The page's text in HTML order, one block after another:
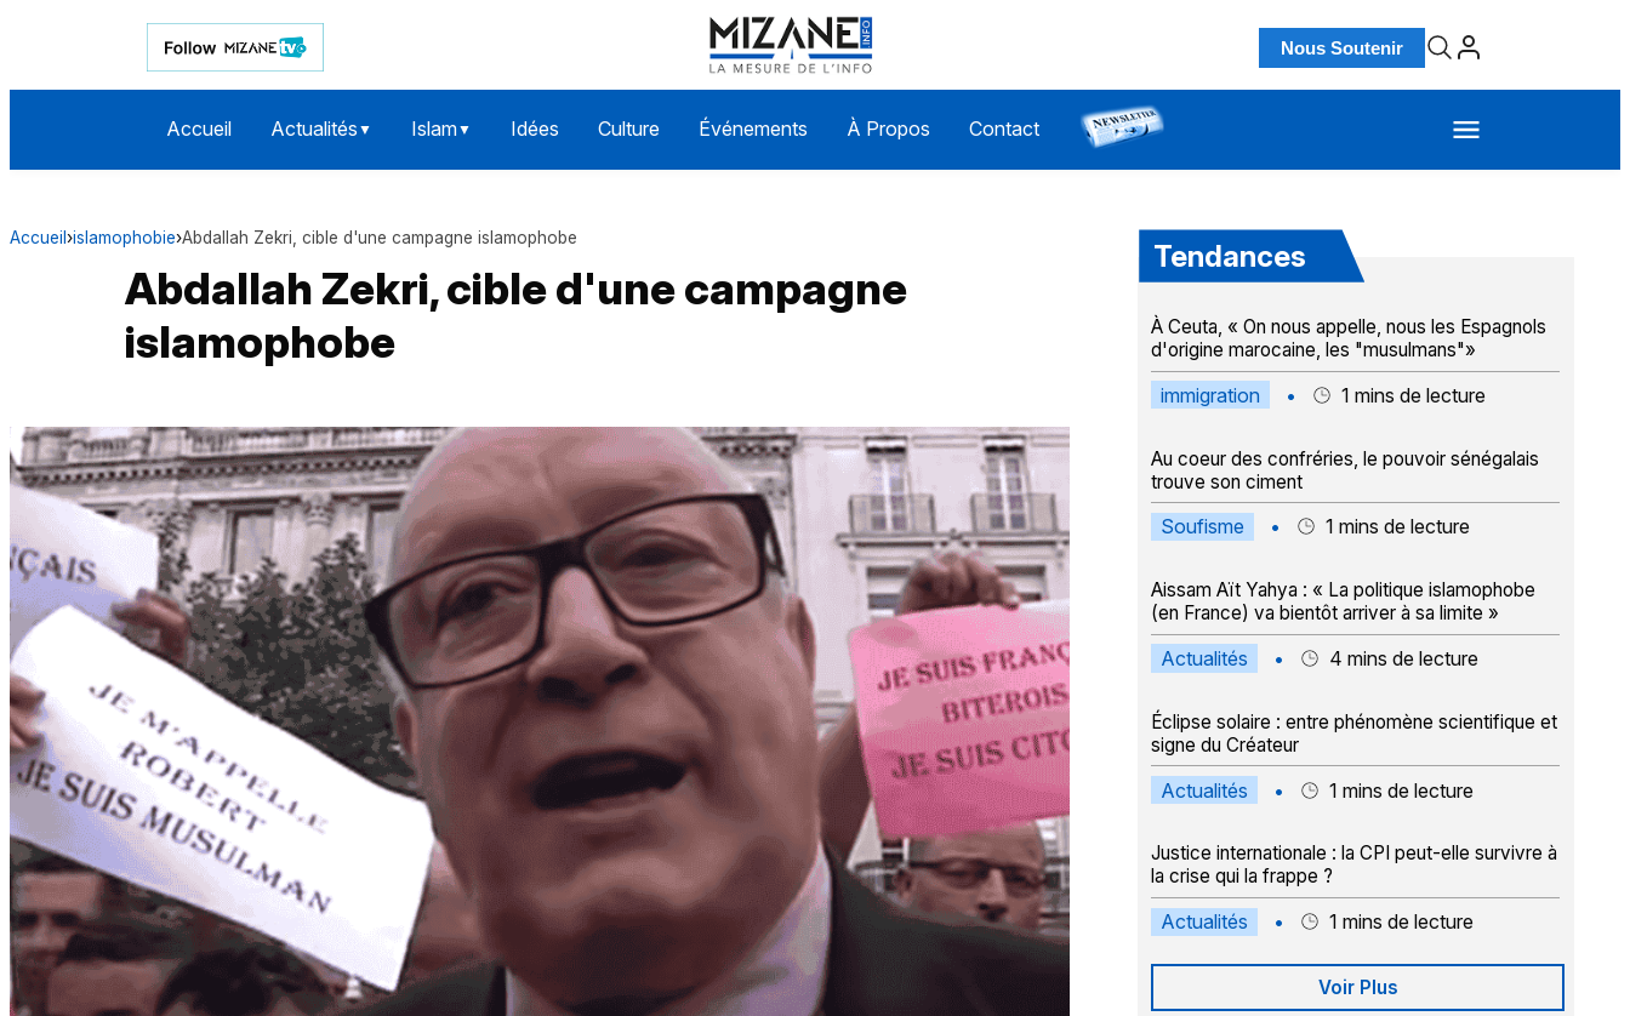
Nous Soutenir
Accueil Actualités ▼ Islam▼ Idées Culture Événements À Propos Contact
Accueil ›islamophobie›Abdallah Zekri, cible d'une campagne islamophobe
Abdallah Zekri, cible d'une campagne
islamophobe
Tendances
À Ceuta, « On nous appelle, nous les Espagnols
d'origine marocaine, les "musulmans"»
immigration • 1 mins de lecture
Au coeur des confréries, le pouvoir sénégalais
trouve son ciment
Soufisme • 1 mins de lecture
Aissam Aït Yahya : « La politique islamophobe
(en France) va bientôt arriver à sa limite »
Actualités • 4 mins de lecture
Éclipse solaire : entre phénomène scientifique et
signe du Créateur
Actualités • 1 mins de lecture
Justice internationale : la CPI peut-elle survivre à
la crise qui la frappe ?
Actualités • 1 mins de lecture
Voir Plus